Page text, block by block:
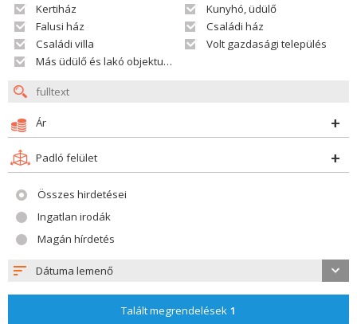
Kertiház
Kunyhó, üdülő
Falusi ház
Családi ház
Családi villa
Volt gazdasági település
Más üdülő és lakó objektumok
Ár
Padló felület
Összes hirdetései
Ingatlan irodák
Magán hírdetés
Dátuma lemenő
Talált megrendelések 1